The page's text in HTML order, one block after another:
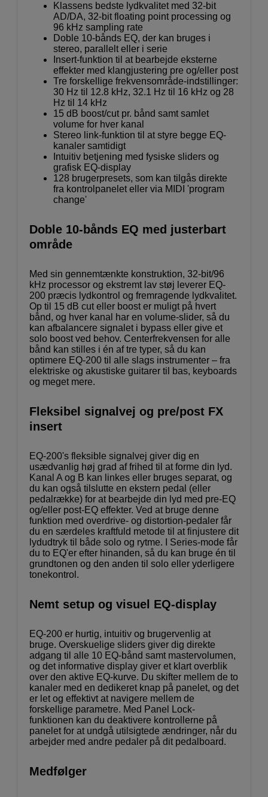
Klassens bedste lydkvalitet med 32-bit
AD/DA, 32-bit floating point processing og
96 kHz sampling rate
Doble 10-bånds EQ, der kan bruges i
stereo, parallelt eller i serie
Insert-funktion til at bearbejde eksterne
effekter med klangjustering pre og/eller post
Tre forskellige frekvensområde-indstillinger:
30 Hz til 12.8 kHz, 32.1 Hz til 16 kHz og 28
Hz til 14 kHz
15 dB boost/cut pr. bånd samt samlet
volume for hver kanal
Stereo link-funktion til at styre begge EQ-
kanaler samtidigt
Intuitiv betjening med fysiske sliders og
grafisk EQ-display
128 brugerpresets, som kan tilgås direkte
fra kontrolpanelet eller via MIDI 'program
change'
Doble 10-bånds EQ med justerbart
område
Med sin gennemtænkte konstruktion, 32-bit/96
kHz processor og ekstremt lav støj leverer EQ-
200 præcis lydkontrol og fremragende lydkvalitet.
Op til 15 dB cut eller boost er muligt på hvert
bånd, og hver kanal har en volume-slider, så du
kan afbalancere signalet i bypass eller give et
solo boost ved behov. Centerfrekvensen for alle
bånd kan stilles i én af tre typer, så du kan
optimere EQ-200 til alle slags instrumenter – fra
elektriske og akustiske guitarer til bas, keyboards
og meget mere.
Fleksibel signalvej og pre/post FX
insert
EQ-200's fleksible signalvej giver dig en
usædvanlig høj grad af frihed til at forme din lyd.
Kanal A og B kan linkes eller bruges separat, og
du kan også tilslutte en ekstern pedal (eller
pedalrække) for at bearbejde din lyd med pre-EQ
og/eller post-EQ effekter. Ved at bruge denne
funktion med overdrive- og distortion-pedaler får
du en særdeles kraftfuld metode til at finjustere dit
lydudtryk til både solo og rytme. I Series-mode får
du to EQ'er efter hinanden, så du kan bruge én til
grundtonen og den anden til solo eller yderligere
tonekontrol.
Nemt setup og visuel EQ-display
EQ-200 er hurtig, intuitiv og brugervenlig at
bruge. Overskuelige sliders giver dig direkte
adgang til alle 10 EQ-bånd samt mastervolumen,
og det informative display giver et klart overblik
over den aktive EQ-kurve. Du skifter mellem de to
kanaler med en dedikeret knap på panelet, og det
er let og effektivt at navigere mellem de
forskellige parametre. Med Panel Lock-
funktionen kan du deaktivere kontrollerne på
panelet for at undgå utilsigtede ændringer, når du
arbejder med andre pedaler på dit pedalboard.
Medfølger